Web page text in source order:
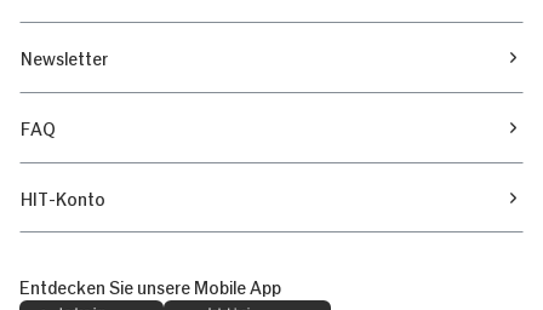
Newsletter
FAQ
HIT-Konto
Entdecken Sie unsere Mobile App